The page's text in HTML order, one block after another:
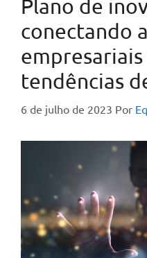
Plano de
conectando
empresariais
tendências
6 de julho de 2023 Por